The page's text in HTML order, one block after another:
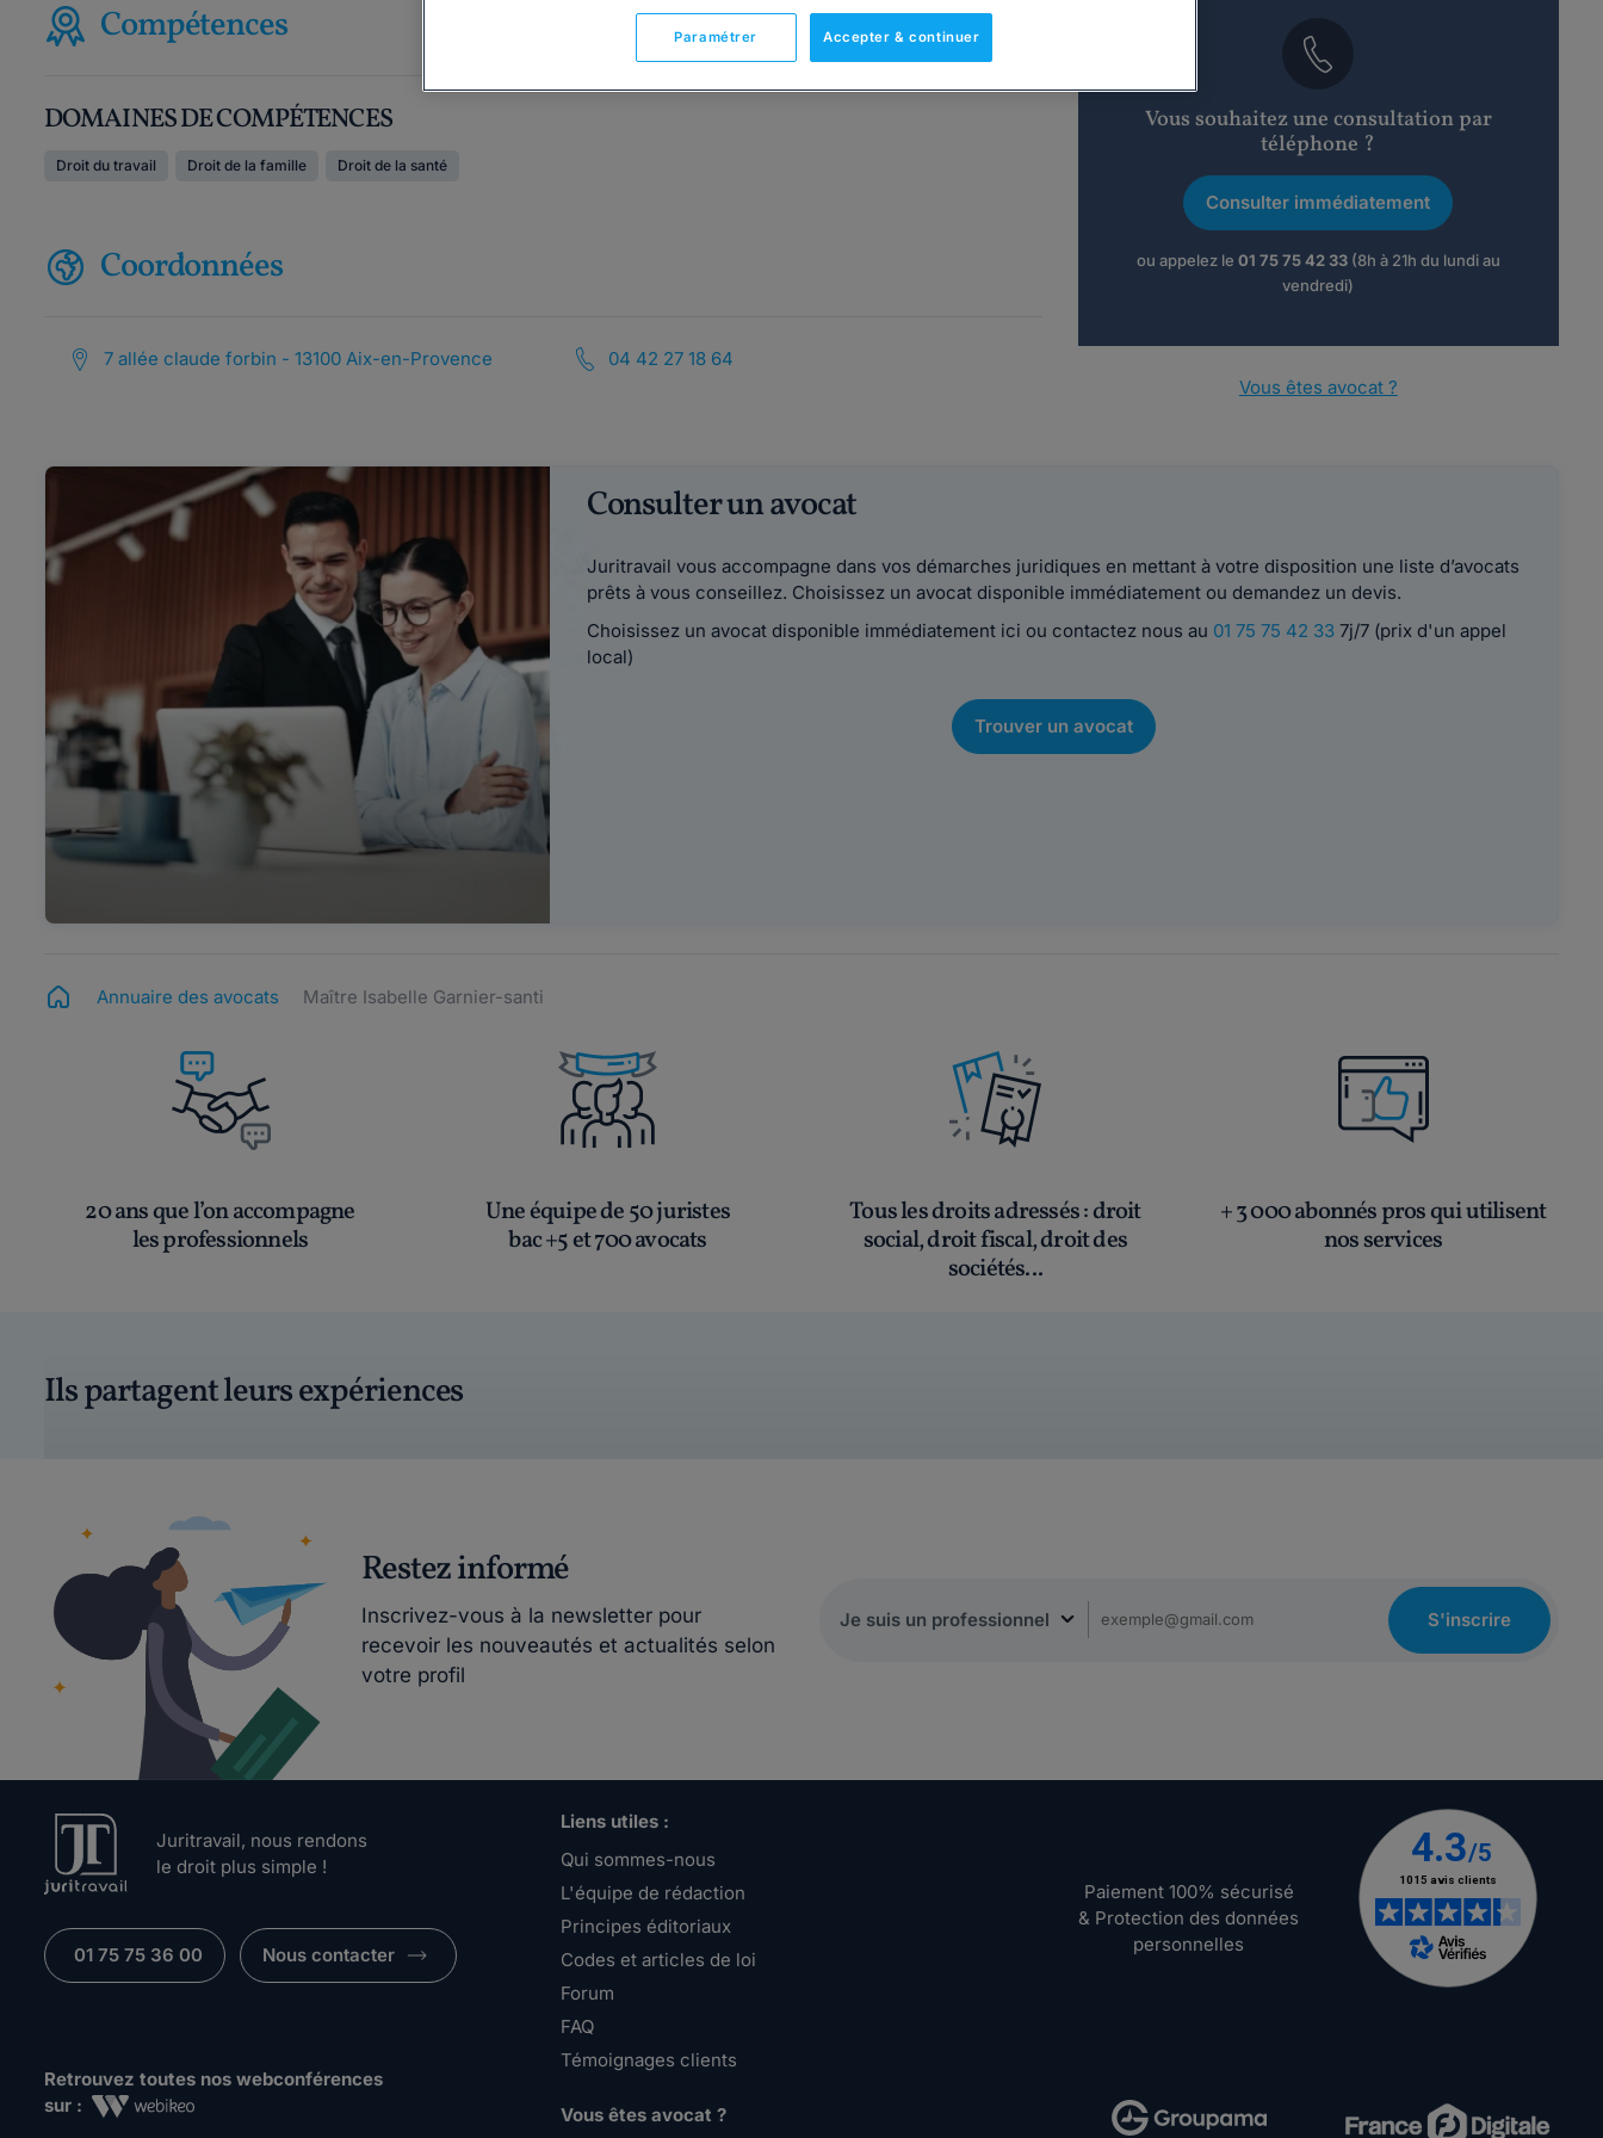
Compétences
DOMAINES DE COMPÉTENCES
Droit du travail Droit de la famille Droit de la santé
Coordonnées
7 allée claude forbin - 13100 Aix-en-Provence 04 42 27 18 64
Vous souhaitez une consultation par
téléphone ?
Consulter immédiatement
ou appelez le 01 75 75 42 33(8h à 21h du lundi au
vendredi)
Vous êtes avocat ?
Consulter un avocat
Juritravail vous accompagne dans vos démarches juridiques en mettant à votre disposition une liste d’avocats
prêts à vous conseillez. Choisissez un avocat disponible immédiatement ou demandez un devis.
Choisissez un avocat disponible immédiatement ici ou contactez nous au 01 75 75 42 337j/7 (prix d'un appel
local)
Trouver un avocat
Annuaire des avocats Maître Isabelle Garnier-santi
20 ans que l’on accompagne
les professionnels
Une équipe de 50 juristes
bac +5 et 700 avocats
Tous les droits adressés: droit
social, droit fiscal, droit des
sociétés...
+ 3 000 abonnés pros qui utilisent
nos services
Ils partagent leurs expériences
Restez informé
Inscrivez-vous à la newsletter pour
recevoir les nouveautés et actualités selon
votre profil
S'inscrire
Juritravail, nous rendons
le droit plus simple !
01 75 75 36 00 Nous contacter
Retrouvez toutes nos webconférences
sur :
Liens utiles :
Qui sommes-nous
L'équipe de rédaction
Principes éditoriaux
Codes et articles de loi
Forum
FAQ
Témoignages clients
Vous êtes avocat ?
Paiement 100% sécurisé
& Protection des données
personnelles
Accepter & continuer
Paramétrer